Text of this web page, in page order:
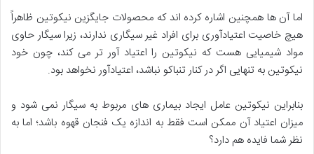
اما آن ها همچنین اشاره کرده اند که محصولات جایگزین نیکوتین ظاهراً
هیچ خاصیت اعتیادآوری برای افراد غیر سیگاری ندارند، زیرا سیگار حاوی
مواد شیمیایی هست که نیکوتین را اعتیاد آور تر می کند، چون خود
نیکوتین به تنهایی اگر در کنار تنباکو نباشد، اعتیادآور نخواهد بود.
بنابراین نیکوتین عامل ایجاد بیماری های مربوط به سیگار نمی شود و
میزان اعتیاد آن ممکن است فقط به اندازه یک فنجان قهوه باشد؛ اما به
نظر شما فایده هم دارد؟